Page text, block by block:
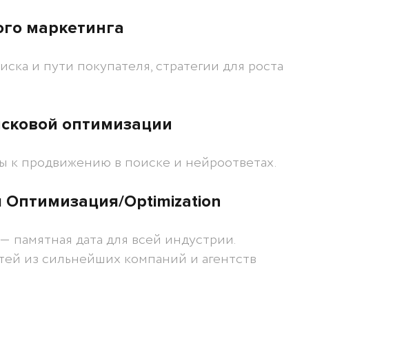
маркетинга
и пути покупателя, стратегии для роста
оптимизации
к продвижению в поиске и нейроответах.
Оптимизация/Optimization
дата для всей индустрии.
из сильнейших компаний и агентств